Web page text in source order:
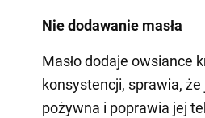
Nie dodawanie masła
Masło dodaje owsiance
konsystencji, sprawia,
pożywna i poprawia jej